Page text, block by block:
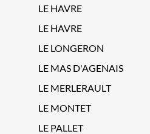
LE HAVRE
LE HAVRE
LE LONGERON
LE MAS D'AGENAIS
LE MERLERAULT
LE MONTET
LE PALLET